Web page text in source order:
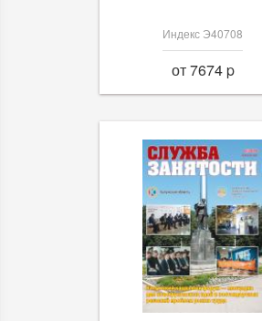
Индекс Э40708
от 7674 p